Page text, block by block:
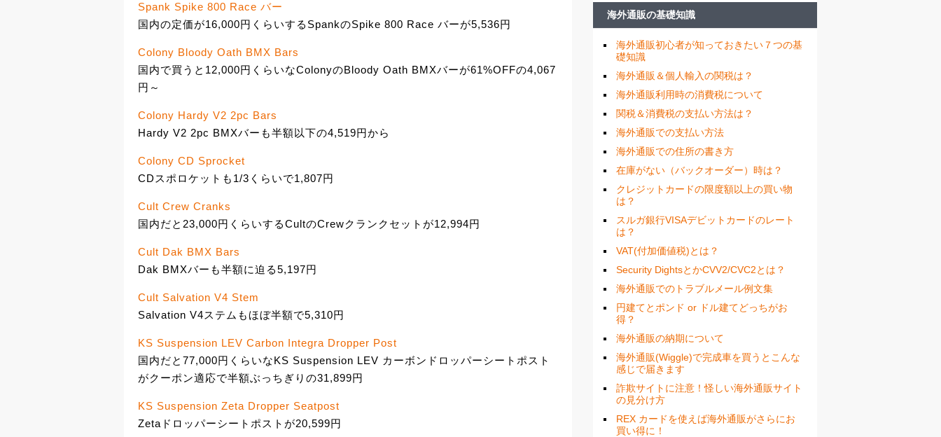
Spank Spike 800 Race バー
国内の定価が16,000円くらいするSpankのSpike 800 Race バーが5,536円
Colony Bloody Oath BMX Bars
国内で買うと12,000円くらいなColonyのBloody Oath BMXバーが61%OFFの4,067
円～
Colony Hardy V2 2pc Bars
Hardy V2 2pc BMXバーも半額以下の4,519円から
Colony CD Sprocket
CDスポロケットも1/3くらいで1,807円
Cult Crew Cranks
国内だと23,000円くらいするCultのCrewクランクセットが12,994円
Cult Dak BMX Bars
Dak BMXバーも半額に迫る5,197円
Cult Salvation V4 Stem
Salvation V4ステムもほぼ半額で5,310円
KS Suspension LEV Carbon Integra Dropper Post
国内だと77,000円くらいなKS Suspension LEV カーボンドロッパーシートポスト
がクーポン適応で半額ぶっちぎりの31,899円
KS Suspension Zeta Dropper Seatpost
Zetaドロッパーシートポストが20,599円
海外通販の基礎知識
海外通販初心者が知っておきたい７つの基
礎知識
海外通販＆個人輸入の関税は？
海外通販利用時の消費税について
関税＆消費税の支払い方法は？
海外通販での支払い方法
海外通販での住所の書き方
在庫がない（バックオーダー）時は？
クレジットカードの限度額以上の買い物
は？
スルガ銀行VISAデビットカードのレート
は？
VAT(付加価値税)とは？
Security DightsとかCVV2/CVC2とは？
海外通販でのトラブルメール例文集
円建てとポンド or ドル建てどっちがお
得？
海外通販の納期について
海外通販(Wiggle)で完成車を買うとこんな
感じで届きます
詐欺サイトに注意！怪しい海外通販サイト
の見分け方
REX カードを使えば海外通販がさらにお
買い得に！